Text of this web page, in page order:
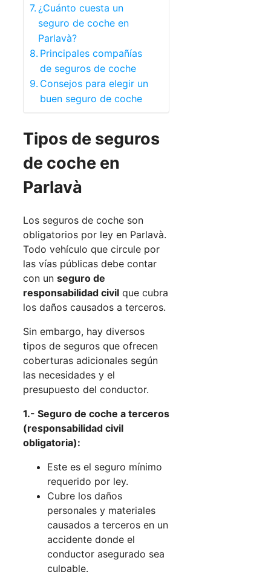
¿Cuánto cuesta un
seguro de coche en
Parlavà?
Principales compañías
de seguros de coche
Consejos para elegir un
buen seguro de coche
Tipos de seguros
de coche en
Parlavà
Los seguros de coche son
obligatorios por ley en Parlavà.
Todo vehículo que circule por
las vías públicas debe contar
con un seguro de
responsabilidad civil que cubra
los daños causados a terceros.
Sin embargo, hay diversos
tipos de seguros que ofrecen
coberturas adicionales según
las necesidades y el
presupuesto del conductor.
1.- Seguro de coche a terceros
(responsabilidad civil
obligatoria):
Este es el seguro mínimo
requerido por ley.
Cubre los daños
personales y materiales
causados a terceros en un
accidente donde el
conductor asegurado sea
culpable.